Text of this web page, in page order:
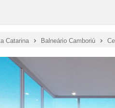
Catarina Balneário Camboriú